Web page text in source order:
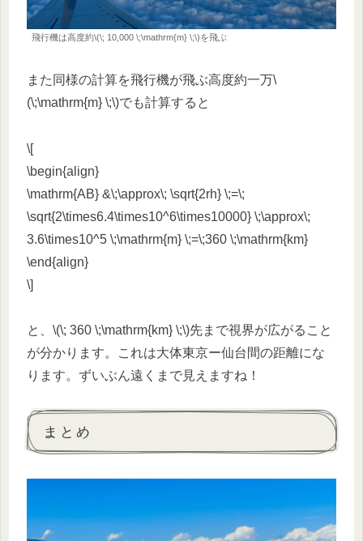
飛行機は高度約\(\; 10,000 \;\mathrm{m} \;\)を飛ぶ
また同様の計算を飛行機が飛ぶ高度約一万\
(\;\mathrm{m} \;\)でも計算すると
\[
\begin{align}
\mathrm{AB} &\;\approx\; \sqrt{2rh} \;=\;
\sqrt{2\times6.4\times10^6\times10000} \;\approx\;
3.6\times10^5 \;\mathrm{m} \;=\;360 \;\mathrm{km}
\end{align}
\]
と、\(\; 360 \;\mathrm{km} \;\)先まで視界が広がること
が分かります。これは大体東京ー仙台間の距離にな
ります。ずいぶん遠くまで見えますね！
まとめ